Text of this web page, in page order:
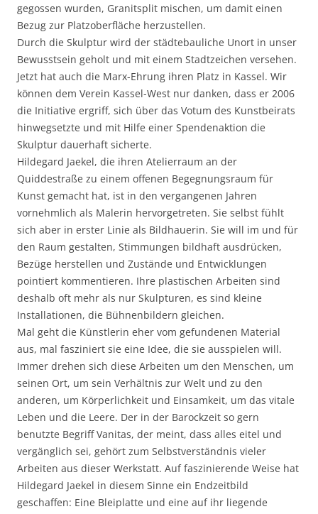
gegossen wurden, Granitsplit mischen, um damit einen
Bezug zur Platzoberfläche herzustellen.
Durch die Skulptur wird der städtebauliche Unort in unser
Bewusstsein geholt und mit einem Stadtzeichen versehen.
Jetzt hat auch die Marx-Ehrung ihren Platz in Kassel. Wir
können dem Verein Kassel-West nur danken, dass er 2006
die Initiative ergriff, sich über das Votum des Kunstbeirats
hinwegsetzte und mit Hilfe einer Spendenaktion die
Skulptur dauerhaft sicherte.
Hildegard Jaekel, die ihren Atelierraum an der
Quiddestraße zu einem offenen Begegnungsraum für
Kunst gemacht hat, ist in den vergangenen Jahren
vornehmlich als Malerin hervorgetreten. Sie selbst fühlt
sich aber in erster Linie als Bildhauerin. Sie will im und für
den Raum gestalten, Stimmungen bildhaft ausdrücken,
Bezüge herstellen und Zustände und Entwicklungen
pointiert kommentieren. Ihre plastischen Arbeiten sind
deshalb oft mehr als nur Skulpturen, es sind kleine
Installationen, die Bühnenbildern gleichen.
Mal geht die Künstlerin eher vom gefundenen Material
aus, mal fasziniert sie eine Idee, die sie ausspielen will.
Immer drehen sich diese Arbeiten um den Menschen, um
seinen Ort, um sein Verhältnis zur Welt und zu den
anderen, um Körperlichkeit und Einsamkeit, um das vitale
Leben und die Leere. Der in der Barockzeit so gern
benutzte Begriff Vanitas, der meint, dass alles eitel und
vergänglich sei, gehört zum Selbstverständnis vieler
Arbeiten aus dieser Werkstatt. Auf faszinierende Weise hat
Hildegard Jaekel in diesem Sinne ein Endzeitbild
geschaffen: Eine Bleiplatte und eine auf ihr liegende